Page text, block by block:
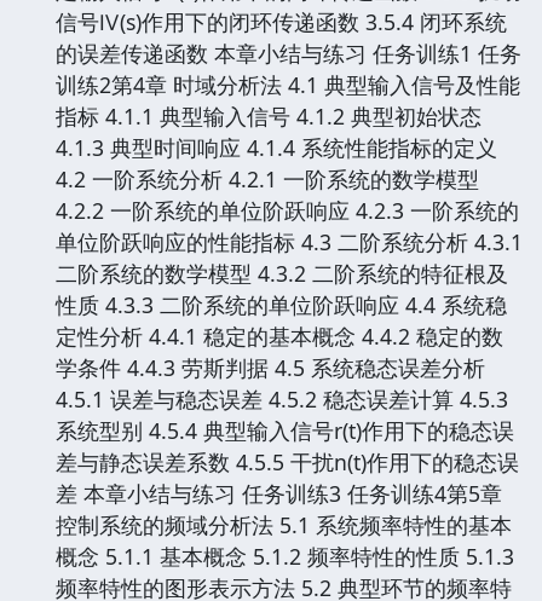
信号Ⅳ(s)作用下的闭环传递函数 3.5.4 闭环系统
的误差传递函数 本章小结与练习 任务训练1 任务
训练2第4章 时域分析法 4.1 典型输入信号及性能
指标 4.1.1 典型输入信号 4.1.2 典型初始状态
4.1.3 典型时间响应 4.1.4 系统性能指标的定义
4.2 一阶系统分析 4.2.1 一阶系统的数学模型
4.2.2 一阶系统的单位阶跃响应 4.2.3 一阶系统的
单位阶跃响应的性能指标 4.3 二阶系统分析 4.3.1
二阶系统的数学模型 4.3.2 二阶系统的特征根及
性质 4.3.3 二阶系统的单位阶跃响应 4.4 系统稳
定性分析 4.4.1 稳定的基本概念 4.4.2 稳定的数
学条件 4.4.3 劳斯判据 4.5 系统稳态误差分析
4.5.1 误差与稳态误差 4.5.2 稳态误差计算 4.5.3
系统型别 4.5.4 典型输入信号r(t)作用下的稳态误
差与静态误差系数 4.5.5 干扰n(t)作用下的稳态误
差 本章小结与练习 任务训练3 任务训练4第5章
控制系统的频域分析法 5.1 系统频率特性的基本
概念 5.1.1 基本概念 5.1.2 频率特性的性质 5.1.3
频率特性的图形表示方法 5.2 典型环节的频率特